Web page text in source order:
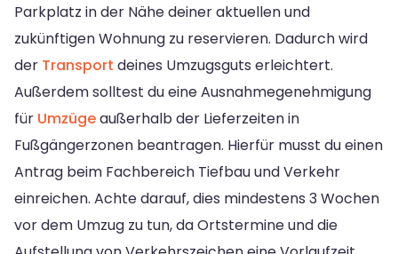
Parkplatz in der Nähe deiner aktuellen und
zukünftigen Wohnung zu reservieren. Dadurch wird
der Transport deines Umzugsguts erleichtert.
Außerdem solltest du eine Ausnahmegenehmigung
für Umzügeaußerhalb der Lieferzeiten in
Fußgängerzonen beantragen. Hierfür musst du einen
Antrag beim Fachbereich Tiefbau und Verkehr
einreichen. Achte darauf, dies mindestens 3 Wochen
vor dem Umzug zu tun, da Ortstermine und die